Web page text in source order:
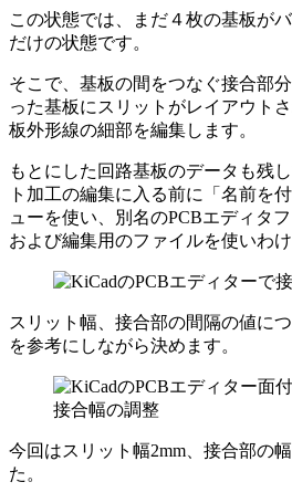
この状態では、まだ４枚の基板が
だけの状態です。
そこで、基板の間をつなぐ接合部
った基板にスリットがレイアウト
板外形線の細部を編集します。
もとにした回路基板のデータも残
ト加工の編集に入る前に「名前を
ューを使い、別名のPCBエディタ
および編集用のファイルを使いわけ
スリット幅、接合部の間隔の値に
を参考にしながら決めます。
今回はスリット幅2mm、接合部の
た。